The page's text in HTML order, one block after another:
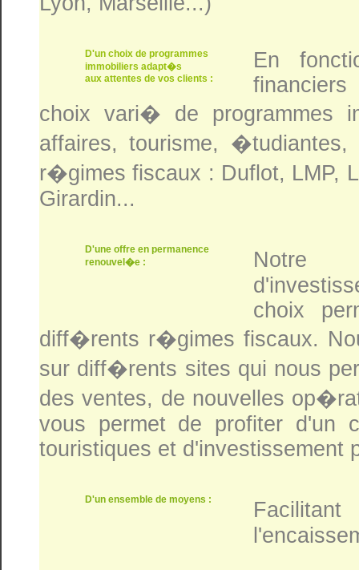
D'un choix de programmes
immobiliers adapt�s
aux attentes de vos clients :
En
choix vari� de programmes
affaires, tourisme,
r�gimes fiscaux : Duflot, LMP,
Girardin...
D'une offre en permanence
renouvel�e :
Notre
choix
diff�rents r�gimes fiscaux.
sur diff�rents sites qui nous
des ventes, de nouvelles
vous permet de profiter d'un
touristiques et d'investissement
D'un ensemble de moyens :